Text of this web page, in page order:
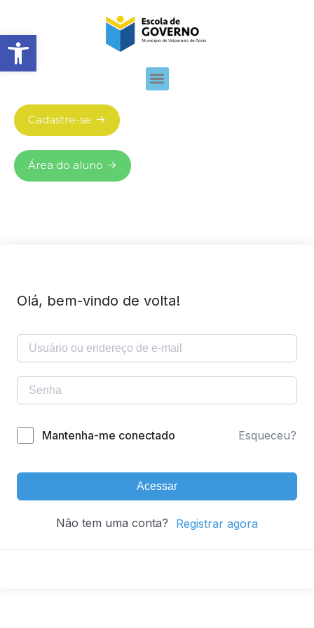
Abrir barra de ferramentas
Cadastre-se
Área do aluno
Olá, bem-vindo de volta!
Mantenha-me conectado Esqueceu?
Acessar
Não tem uma conta? Registrar agora